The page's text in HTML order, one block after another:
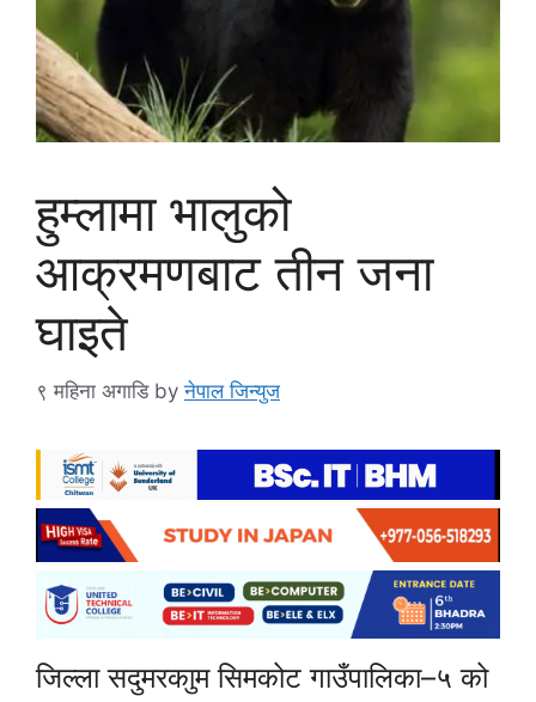
हुम्लामा भालुको
आक्रमणबाट तीन जना
घाइते
९ महिना अगाडि byनेपाल जिन्युज
जिल्ला सदुमरकाुम सिमकोट गाउँपालिका–५ को